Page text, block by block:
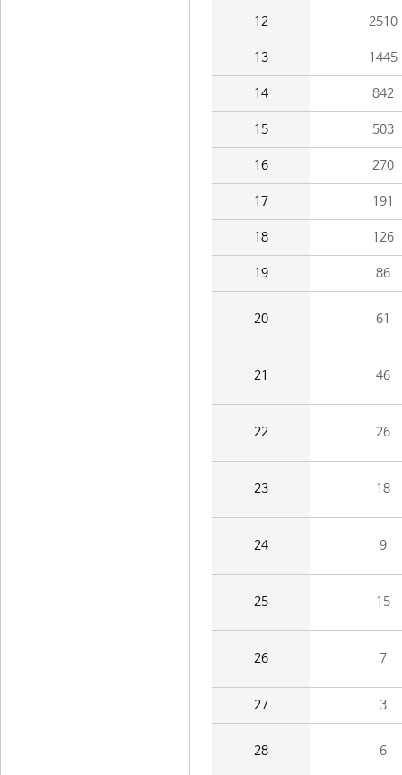
12 2510
13 1445
14 842
15 503
16 270
17 191
18 126
19 86
20 61
21 46
22 26
23 18
24 9
25 15
26 7
27 3
28 6